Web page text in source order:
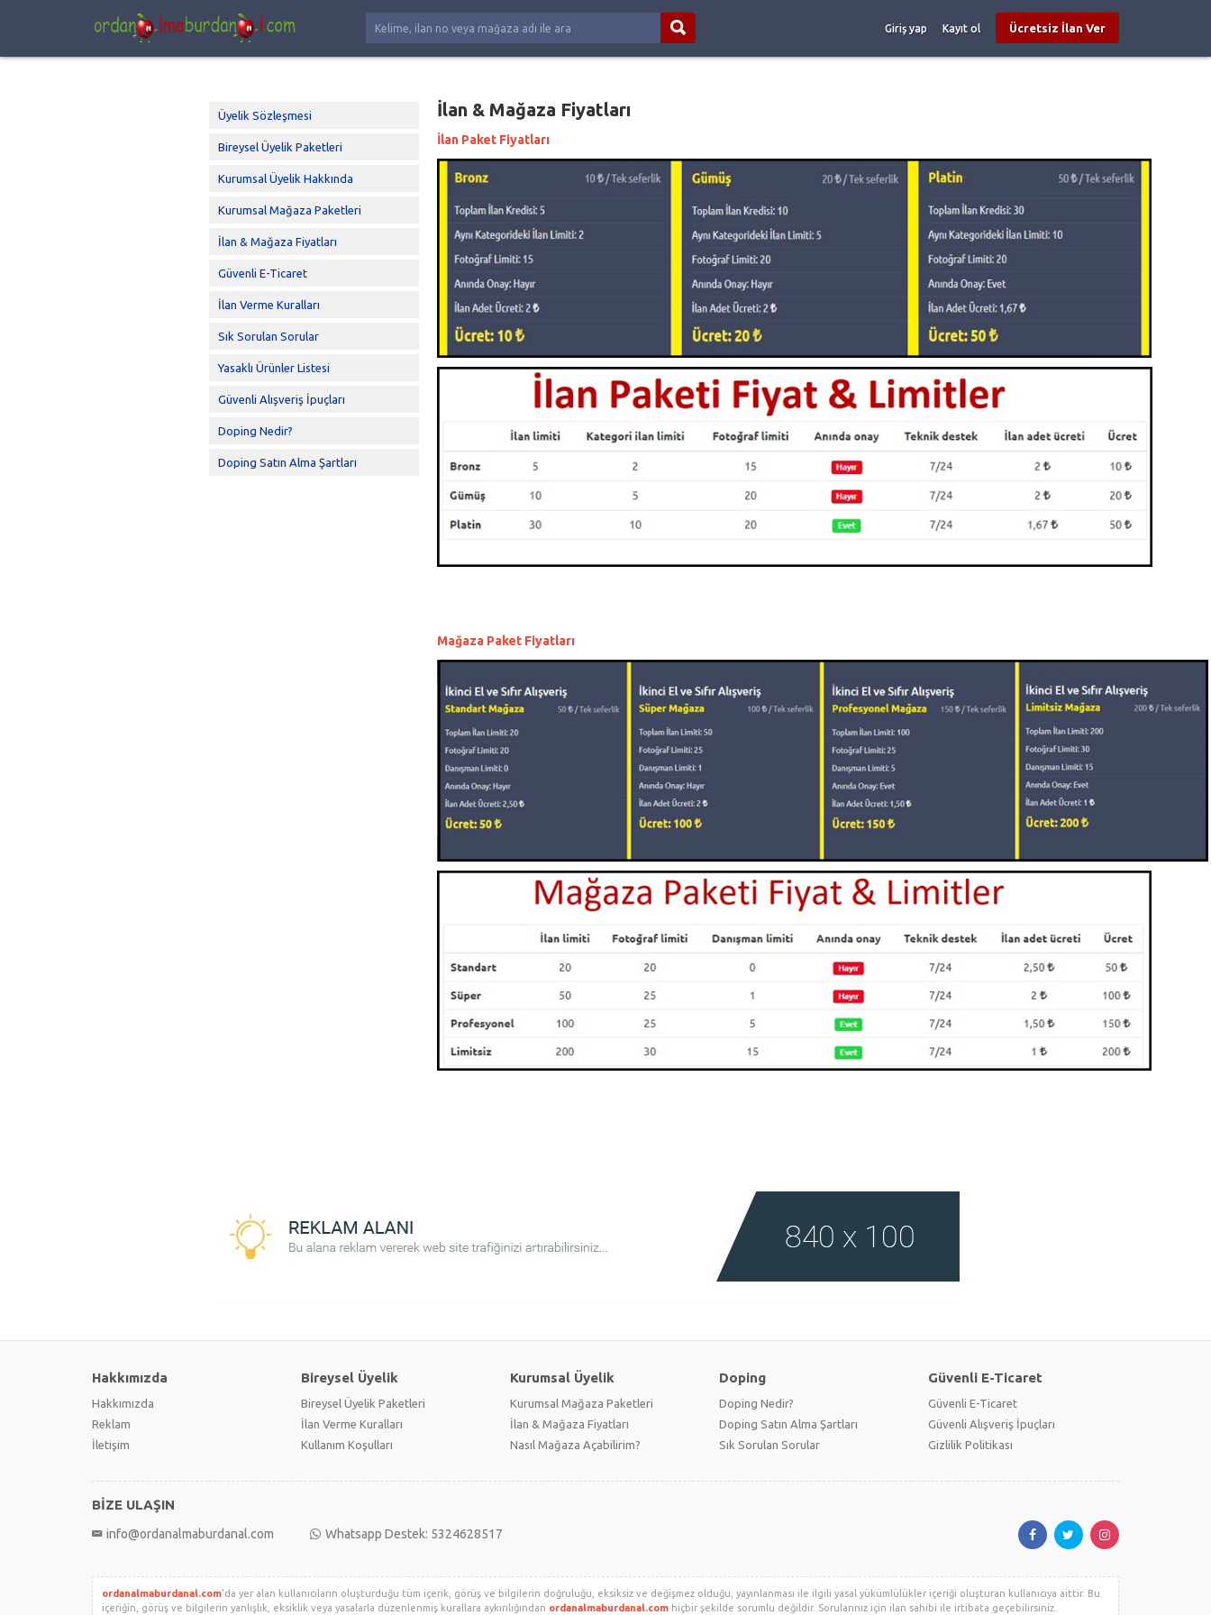
Giriş yap Kayıt ol Ücretsiz İlan Ver
Üyelik Sözleşmesi
Bireysel Üyelik Paketleri
Kurumsal Üyelik Hakkında
Kurumsal Mağaza Paketleri
İlan & Mağaza Fiyatları
Güvenli E-Ticaret
İlan Verme Kuralları
Sık Sorulan Sorular
Yasaklı Ürünler Listesi
Güvenli Alışveriş İpuçları
Doping Nedir?
Doping Satın Alma Şartları
İlan & Mağaza Fiyatları
İlan Paket Fiyatları
Mağaza Paket Fiyatları
Hakkımızda
Hakkımızda
Reklam
İletişim
Bireysel Üyelik
Bireysel Üyelik Paketleri
İlan Verme Kuralları
Kullanım Koşulları
Kurumsal Üyelik
Kurumsal Mağaza Paketleri
İlan & Mağaza Fiyatları
Nasıl Mağaza Açabilirim?
Doping
Doping Nedir?
Doping Satın Alma Şartları
Sık Sorulan Sorular
Güvenli E-Ticaret
Güvenli E-Ticaret
Güvenli Alışveriş İpuçları
Gizlilik Politikası
BİZE ULAŞIN
info@ordanalmaburdanal.com Whatsapp Destek: 5324628517
ordanalmaburdanal.com'da yer alan kullanıcıların oluşturduğu tüm içerik, görüş ve bilgilerin doğruluğu, eksiksiz ve değişmez olduğu, yayınlanması ile ilgili yasal yükümlülükler içeriği oluşturan kullanıcıya aittir. Bu
içeriğin, görüş ve bilgilerin yanlışlık, eksiklik veya yasalarla düzenlenmiş kurallara aykırılığından ordanalmaburdanal.com hiçbir şekilde sorumlu değildir. Sorularınız için ilan sahibi ile irtibata geçebilirsiniz.